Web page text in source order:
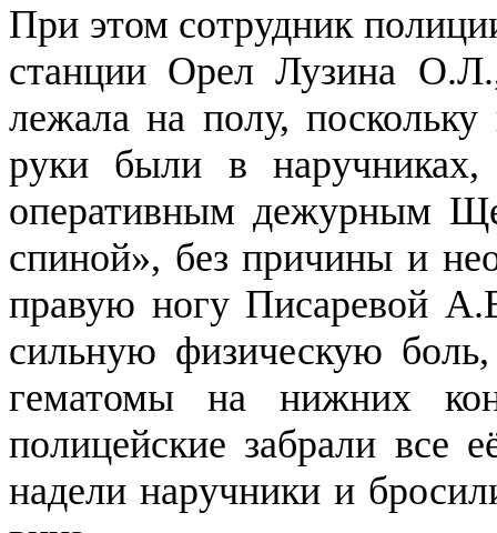
При этом сотрудник
станции Орел Лузина
лежала на полу, поскольку
руки были в наручниках,
оперативным дежурным
спиной», без причины и
правую ногу Писаревой
сильную физическую боль,
гематомы на нижних
полицейские забрали все
надели наручники и